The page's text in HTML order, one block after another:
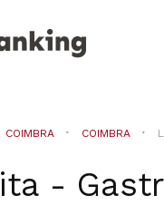
COIMBRA COIMBRA
-